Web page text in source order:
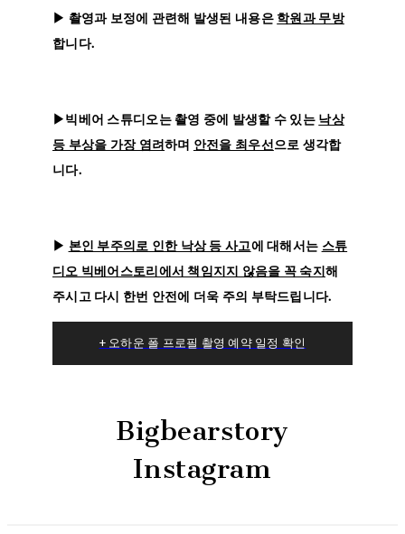
▶ 촬영과 보정에 관련해 발생된 내용은 학원과 무방
합니다.
▶빅베어 스튜디오는 촬영 중에 발생할 수 있는 낙상
등 부상을 가장 염려하며 안전을 최우선으로 생각합
니다.
▶ 본인 부주의로 인한 낙상 등 사고에 대해서는 스튜
디오 빅베어스토리에서 책임지지 않음을 꼭 숙지해
주시고 다시 한번 안전에 더욱 주의 부탁드립니다.
+ 오하운 폴 프로필 촬영 예약 일정 확인
Bigbearstory
Instagram